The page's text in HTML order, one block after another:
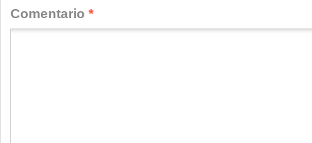
Comentario *